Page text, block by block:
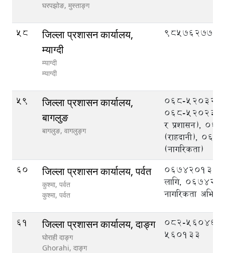
घरपझोङ, मुस्ताङ्ग
58
जिल्ला प्रशासन कार्यालय,
म्याग्दी
म्याग्दी
म्याग्दी
9857627777
59
जिल्ला प्रशासन कार्यालय,
बागलुङ
बागलुङ, वागलुङ्ग
068-520322
068-520233
र प्रशासन),
(राहदानी),
(नागरिकता)
60
जिल्ला प्रशासन कार्यालय, पर्वत
कुश्मा, पर्वत
कुश्मा, पर्वत
067420134
लागि,
नागरिकता
61 जिल्ला प्रशासन कार्यालय, दाङ्ग
घोराही दाङ्ग
Ghorahi, दाङ्ग
082-
560133